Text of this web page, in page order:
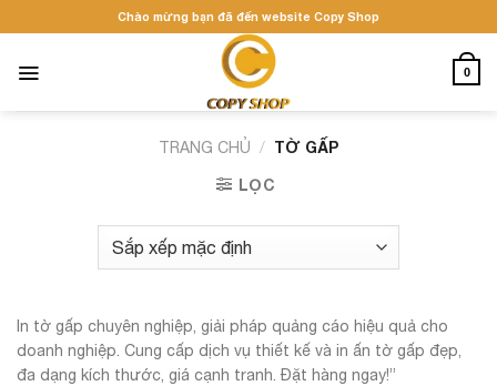
to
Chào mừng bạn đã đến website Copy Shop
0
TRANG CHỦ / TỜ GẤP
LỌC
In tờ gấp chuyên nghiệp, giải pháp quảng cáo hiệu quả cho
doanh nghiệp. Cung cấp dịch vụ thiết kế và in ấn tờ gấp đẹp,
đa dạng kích thước, giá cạnh tranh. Đặt hàng ngay!”